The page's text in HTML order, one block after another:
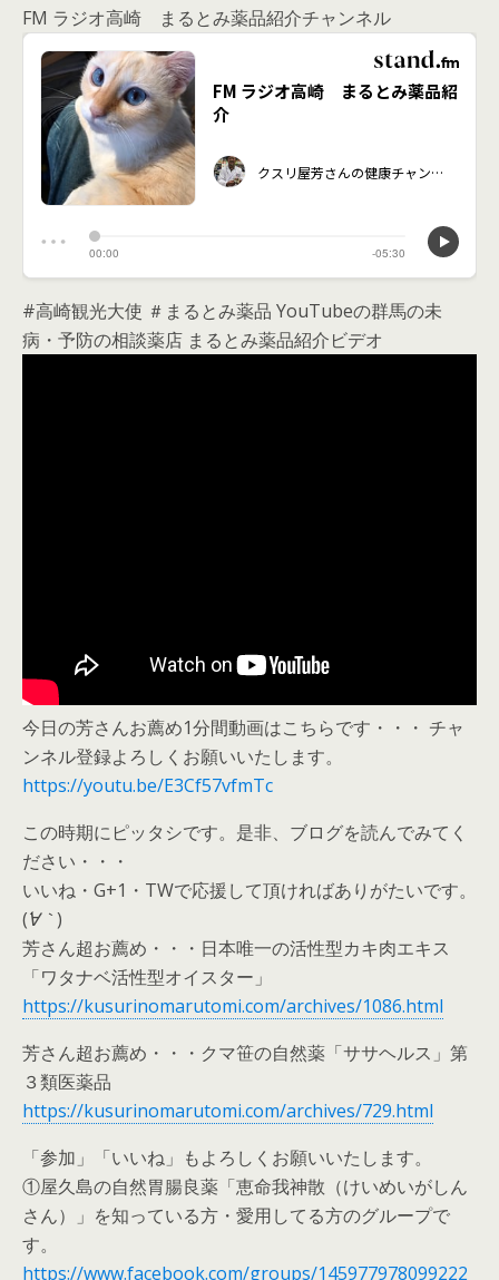
FM ラジオ高崎 まるとみ薬品紹介チャンネル
#高崎観光大使 ＃まるとみ薬品 YouTubeの群馬の未
病・予防の相談薬店 まるとみ薬品紹介ビデオ
今日の芳さんお薦め1分間動画はこちらです・・・ チャ
ンネル登録よろしくお願いいたします。
https://youtu.be/E3Cf57vfmTc
この時期にピッタシです。是非、ブログを読んでみてく
ださい・・・
いいね・G+1・TWで応援して頂ければありがたいです。
(´∀｀)
芳さん超お薦め・・・日本唯一の活性型カキ肉エキス
「ワタナベ活性型オイスター」
https://kusurinomarutomi.com/archives/1086.html
芳さん超お薦め・・・クマ笹の自然薬「ササヘルス」第
３類医薬品
https://kusurinomarutomi.com/archives/729.html
「参加」「いいね」もよろしくお願いいたします。
①屋久島の自然胃腸良薬「恵命我神散（けいめいがしん
さん）」を知っている方・愛用してる方のグループで
す。
https://www.facebook.com/groups/145977978099222